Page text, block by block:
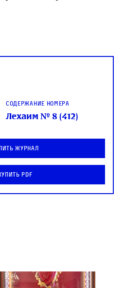
Содержание номера
Лехаим № 8 (412)
журнал
PDF